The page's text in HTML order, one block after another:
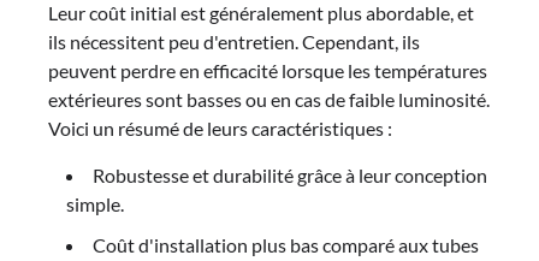
Leur coût initial est généralement plus abordable, et
ils nécessitent peu d'entretien. Cependant, ils
peuvent perdre en efficacité lorsque les températures
extérieures sont basses ou en cas de faible luminosité.
Voici un résumé de leurs caractéristiques :
Robustesse et durabilité grâce à leur conception
simple.
Coût d'installation plus bas comparé aux tubes